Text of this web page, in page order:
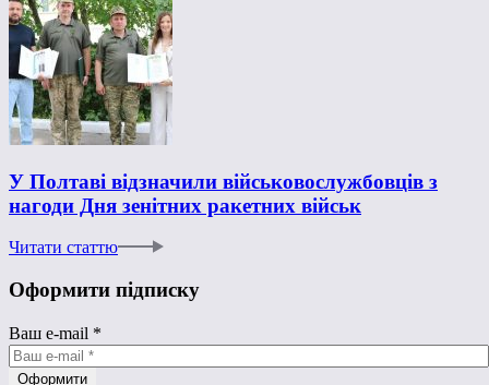
У Полтаві відзначили військовослужбовців з
нагоди Дня зенітних ракетних військ
Читати статтю
Оформити підписку
Ваш e-mail *